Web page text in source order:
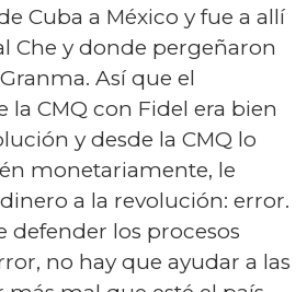
Cuba a México y fue a allí
Che y donde pergeñaron
Así que el
CMQ con Fidel era bien
y desde la CMQ lo
monetariamente, le
a la revolución: error.
defender los procesos
no hay que ayudar a las